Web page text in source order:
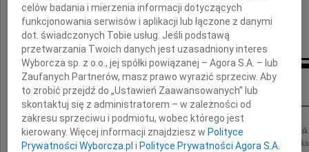
Maria, Anna i Bolesław Domańscy
Inne kondolencje
W tragicznych okolicznościach smoleńskiej katastrofy opuścił nas Mariusz
promiennym, chłopięcym uśmiechu, Człowiek, który tak pięknie umiał łączyć
celów badania i mierzenia informacji dotyczących
funkcjonowania serwisów i aplikacji lub łączone z danymi
dot. świadczonych Tobie usług. Jeśli podstawą
przetwarzania Twoich danych jest uzasadniony interes
Wyborcza sp. z o.o., jej spółki powiązanej – Agora S.A. – lub
Zaufanych Partnerów, masz prawo wyrazić sprzeciw. Aby
to zrobić przejdź do „Ustawień Zaawansowanych” lub
skontaktuj się z administratorem – w zależności od
zakresu sprzeciwu i podmiotu, wobec którego jest
kierowany. Więcej informacji znajdziesz w Polityce
Prywatności Wyborcza.pl i Polityce Prywatności Agora S.A.